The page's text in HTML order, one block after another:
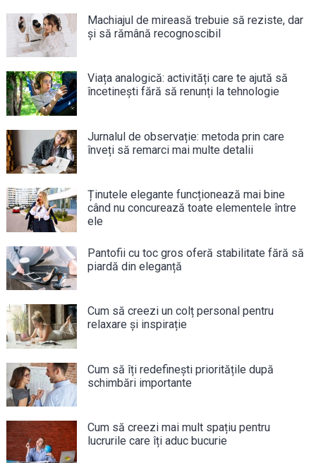
Machiajul de mireasă trebuie să reziste, dar
și să rămână recognoscibil
Viața analogică: activități care te ajută să
încetinești fără să renunți la tehnologie
Jurnalul de observație: metoda prin care
înveți să remarci mai multe detalii
Ținutele elegante funcționează mai bine
când nu concurează toate elementele între
ele
Pantofii cu toc gros oferă stabilitate fără să
piardă din eleganță
Cum să creezi un colț personal pentru
relaxare și inspirație
Cum să îți redefinești prioritățile după
schimbări importante
Cum să creezi mai mult spațiu pentru
lucrurile care îți aduc bucurie